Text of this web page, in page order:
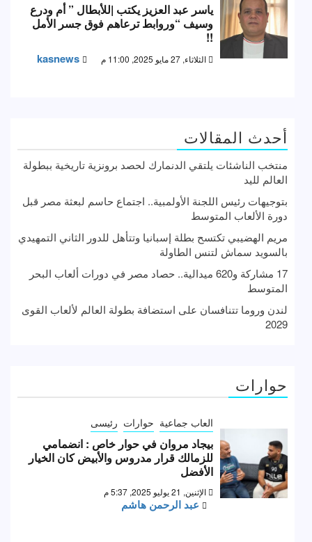
ياسر عبد العزيز يكتب |للأبطال ” أم ودرع
وسيف “وروابط ترعاهم فوق جسر الأمل
!!
الثلاثاء, 27 مايو 2025, 11:00 م kasnews
أحدث المقالات
منتخب الناشئات يلتقي الدنمارك لحصد برونزية تاريخية ببطولة
العالم لليد
بتوجيهات رئيس اللجنة الأولمبية.. اجتماع حاسم لبعثة مصر قبل
دورة الألعاب المتوسط
مريم الهضيبي تكتسح بطلة إسبانيا وتتأهل للدور الثاني التمهيدي
بالسويد سماش لتنس الطاولة
17 مشاركة و620 ميدالية.. حصاد مصر في دورات ألعاب البحر
المتوسط
لندن وروما تتنافسان على استضافة بطولة العالم لألعاب القوى
2029
حوارات
العاب جماعية حوارات رئيسى
بيجاد مروان في حوار خاص : انضمامي
للزمالك قرار مدروس والأبيض كان الخيار
الأفضل
الإثنين, 21 يوليو 2025, 5:37 م
عبد الرحمن هاشم